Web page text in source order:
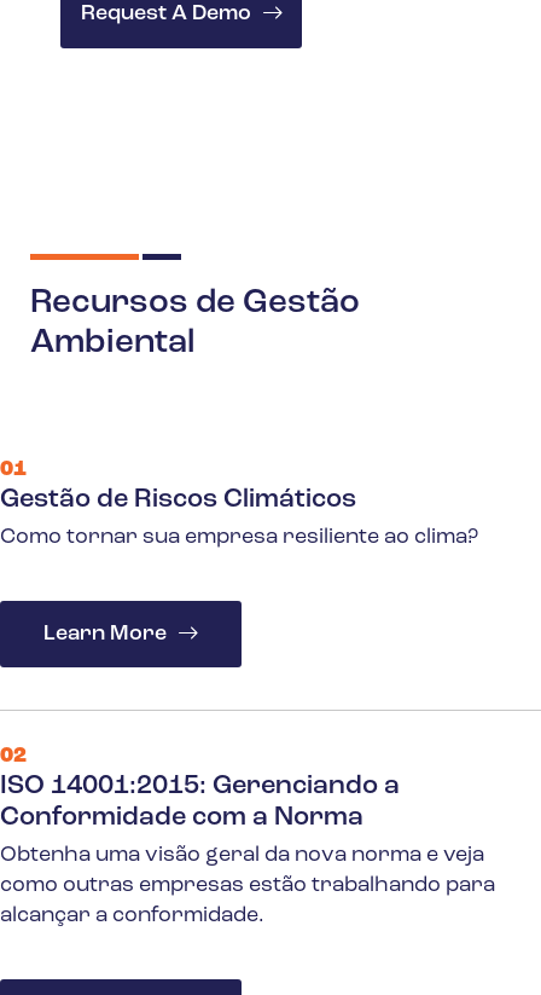
Request A Demo
01
Gestão de Riscos Climáticos
Como tornar sua empresa resiliente ao clima?
Learn More
02
ISO 14001:2015: Gerenciando a
Conformidade com a Norma
Obtenha uma visão geral da nova norma e veja
como outras empresas estão trabalhando para
alcançar a conformidade.
Recursos de Gestão
Ambiental